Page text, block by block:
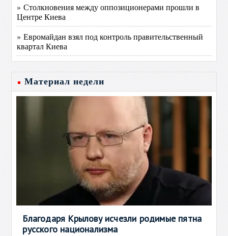
» Столкновения между оппозиционерами прошли в
Центре Киева
» Евромайдан взял под контроль правительственный
квартал Киева
Материал недели
Благодаря Крылову исчезли родимые пятна
русского национализма